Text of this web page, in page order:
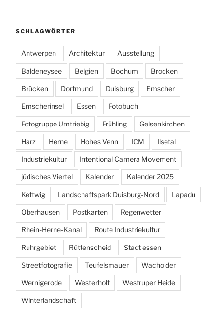
SCHLAGWÖRTER
Antwerpen Architektur Ausstellung
Baldeneysee Belgien Bochum Brocken
Brücken Dortmund Duisburg Emscher
Emscherinsel Essen Fotobuch
Fotogruppe Umtriebig Frühling Gelsenkirchen
Harz Herne Hohes Venn ICM Ilsetal
Industriekultur Intentional Camera Movement
jüdisches Viertel Kalender Kalender 2025
Kettwig Landschaftspark Duisburg-Nord Lapadu
Oberhausen Postkarten Regenwetter
Rhein-Herne-Kanal Route Industriekultur
Ruhrgebiet Rüttenscheid Stadt essen
Streetfotografie Teufelsmauer Wacholder
Wernigerode Westerholt Westruper Heide
Winterlandschaft